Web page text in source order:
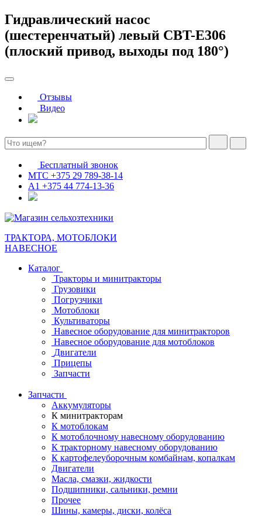
Гидравлический насос
(шестеренчатый) левый CBT-E306
(плоский привод, выходы под 180°)
Отзывы
Видео
Бесплатный звонок
МТС +375 29 789-38-14
А1 +375 44 774-13-36
ТРАКТОРА, МОТОБЛОКИ
НАВЕСНОЕ
Каталог
Тракторы и минитракторы
Грузовики
Погрузчики
Мотоблоки
Культиваторы
Навесное оборудование для минитракторов
Навесное оборудование для мотоблоков
Двигатели
Прицепы
Запчасти
Запчасти
Аккумуляторы
К минитракторам
К мотоблокам
К мотоблочному навесному оборудованию
К тракторному навесному оборудованию
К картофелеуборочным комбайнам, копалкам
Двигатели
Масла, смазки, жидкости
Подшипники, сальники, ремни
Прочее
Шины, камеры, диски, колёса